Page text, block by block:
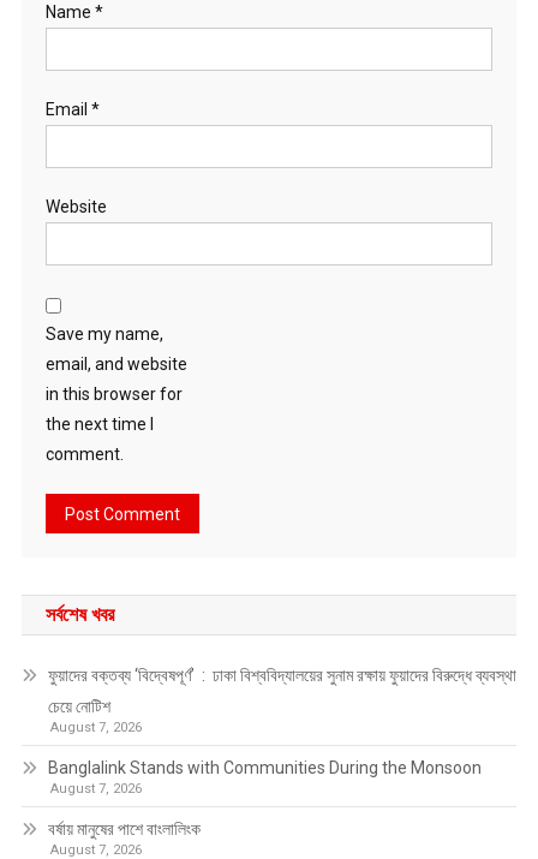
Name *
Email *
Website
Save my name,
email, and website
in this browser for
the next time I
comment.
সর্বশেষ খবর
ফুয়াদের বক্তব্য ‘বিদ্বেষপূর্ণ’ : ঢাকা বিশ্ববিদ্যালয়ের সুনাম রক্ষায় ফুয়াদের বিরুদ্ধে ব্যবস্থা
চেয়ে নোটিশ
August 7, 2026
Banglalink Stands with Communities During the Monsoon
August 7, 2026
বর্ষায় মানুষের পাশে বাংলালিংক
August 7, 2026